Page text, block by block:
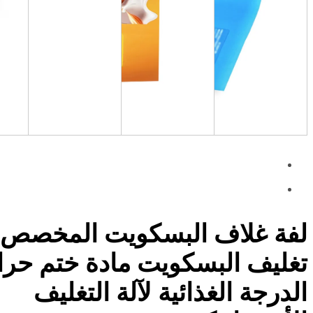
لفة غلاف البسكويت المخصص
تغليف البسكويت مادة ختم
الدرجة الغذائية لآلة التغليف